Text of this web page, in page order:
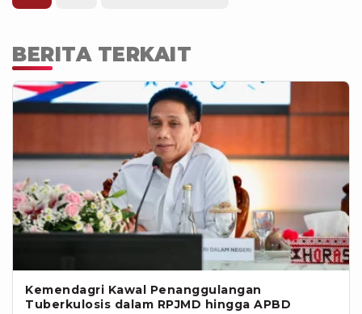
kurangnya edukasi dan kesadaran,
dan minimnya keterlibatan pemuda
dalam mendorong kesadaran dan
pengetahuan masyarakat soal TBC,”
tegas Jimmy.
BERITA TERKAIT
Kemendagri Kawal Penanggulangan
Tuberkulosis dalam RPJMD hingga APBD